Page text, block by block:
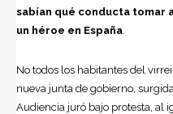
sabían qué conducta tomar
un héroe en España
No todos los habitantes del
nueva junta de gobierno,
Audiencia juró bajo protesta, al